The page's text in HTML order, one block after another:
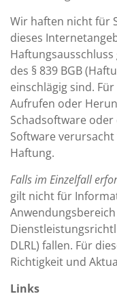
Wir haften nicht für
dieses
des § 839 BGB
einschlägig sind.
Aufrufen oder
Schadsoftware
Software
Haftung.
Falls im Einzelfall
gilt nicht für
DLRL) fallen. Für
Richtigkeit und
Links